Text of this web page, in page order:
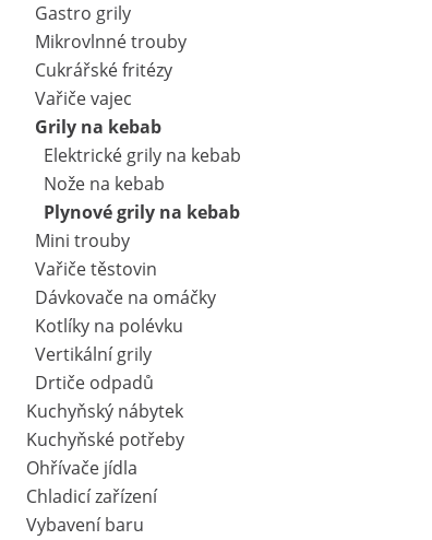
Gastro grily
Mikrovlnné trouby
Cukrářské fritézy
Vařiče vajec
Grily na kebab
Elektrické grily na kebab
Nože na kebab
Plynové grily na kebab
Mini trouby
Vařiče těstovin
Dávkovače na omáčky
Kotlíky na polévku
Vertikální grily
Drtiče odpadů
Kuchyňský nábytek
Kuchyňské potřeby
Ohřívače jídla
Chladicí zařízení
Vybavení baru